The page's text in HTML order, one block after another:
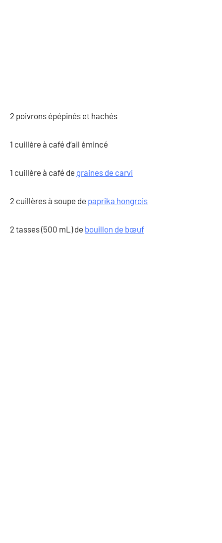
2 poivrons épépinés et hachés
1 cuillère à café d’ail émincé
1 cuillère à café de graines de carvi
2 cuillères à soupe de paprika hongrois
2 tasses (500 mL) de bouillon de bœuf